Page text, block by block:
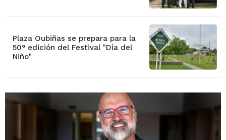
Plaza Oubiñas se prepara para la
50° edición del Festival "Día del
Niño"